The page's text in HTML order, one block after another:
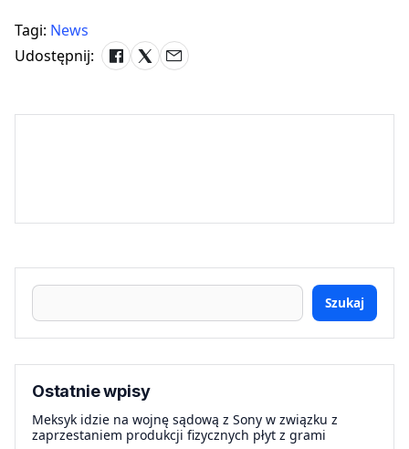
Tagi: News
Udostępnij:
Szukaj
Ostatnie wpisy
Meksyk idzie na wojnę sądową z Sony w związku z
zaprzestaniem produkcji fizycznych płyt z grami